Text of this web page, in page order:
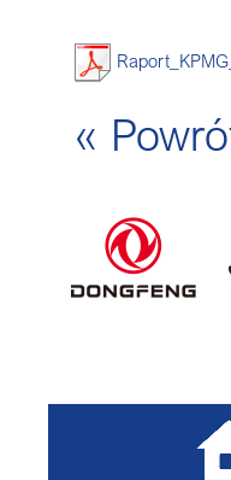
«